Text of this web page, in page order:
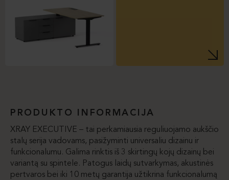
PRODUKTO INFORMACIJA
XRAY EXECUTIVE – tai perkamiausia reguliuojamo aukščio
stalų serija vadovams, pasižyminti universaliu dizainu ir
funkcionalumu. Galima rinktis iš 3 skirtingų kojų dizainų bei
variantą su spintele. Patogus laidų sutvarkymas, akustinės
pertvaros bei iki 10 metų garantija užtikrina funkcionalumą